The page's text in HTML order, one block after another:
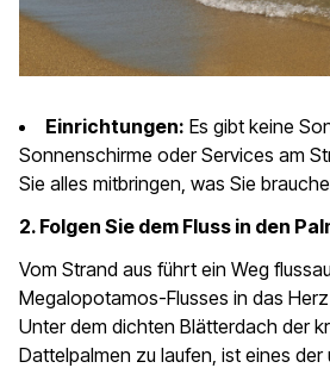
Einrichtungen: Es gibt keine
Sonnenschirme oder Services am
Sie alles mitbringen, was Sie
2. Folgen Sie dem Fluss in den
Vom Strand aus führt ein Weg
Megalopotamos-Flusses in das
Unter dem dichten Blätterdach der
Dattelpalmen zu laufen, ist eines